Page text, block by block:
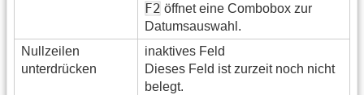
F2 öffnet eine Combobox zur
Datumsauswahl.
Nullzeilen
unterdrücken
inaktives Feld
Dieses Feld ist zurzeit noch nicht
belegt.